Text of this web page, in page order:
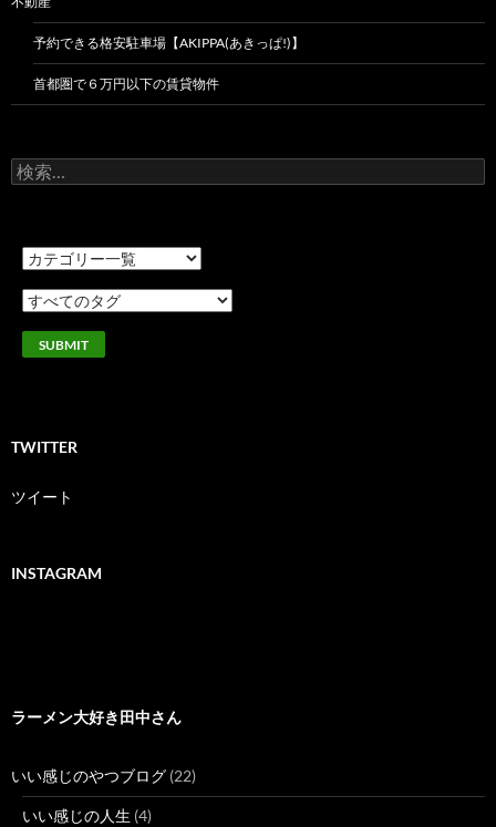
予約できる格安駐車場【AKIPPA(あきっぱ!)】
首都圏で６万円以下の賃貸物件
検
索:
TWITTER
ツイート
INSTAGRAM
ラーメン大好き田中さん
いい感じのやつブログ (22)
いい感じの人生 (4)